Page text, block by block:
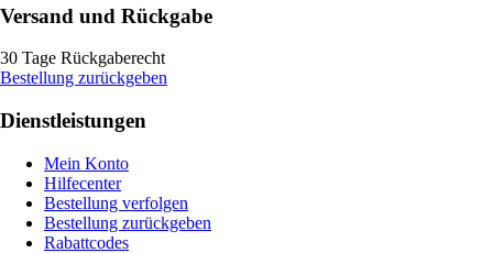
Versand und Rückgabe
30 Tage Rückgaberecht
Bestellung zurückgeben
Dienstleistungen
Mein Konto
Hilfecenter
Bestellung verfolgen
Bestellung zurückgeben
Rabattcodes